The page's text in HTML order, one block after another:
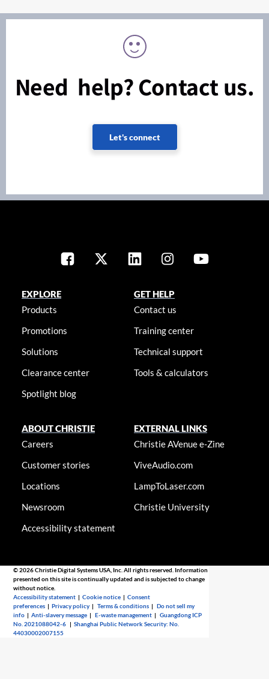
Need help? Contact us.
Let's connect
EXPLORE
Products
Promotions
Solutions
Clearance center
Spotlight blog
GET HELP
Contact us
Training center
Technical support
Tools & calculators
ABOUT CHRISTIE
Careers
Customer stories
Locations
Newsroom
Accessibility statement
EXTERNAL LINKS
Christie AVenue e-Zine
ViveAudio.com
LampToLaser.com
Christie University
© 2026 Christie Digital Systems USA, Inc. All rights reserved. Information
presented on this site is continually updated and is subjected to change
without notice.
Accessibility statement |Cookie notice |Consent
preferences |Privacy policy |Terms & conditions |Do not sell my
info |Anti-slavery message |E-waste management |Guangdong ICP
No. 2021088042-6 |Shanghai Public Network Security: No.
44030002007155